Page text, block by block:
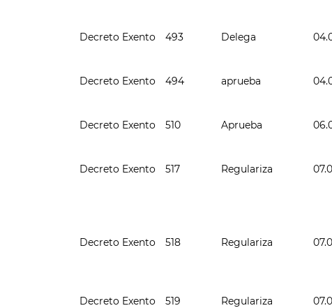
Decreto Exento 493 Delega
Decreto Exento 494 aprueba
Decreto Exento 510 Aprueba
Decreto Exento 517 Regulariza
Decreto Exento 518 Regulariza
Decreto Exento 519 Regulariza